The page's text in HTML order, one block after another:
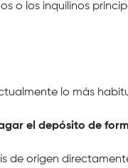
o los inquilinos
lo más
el depósito de
de origen